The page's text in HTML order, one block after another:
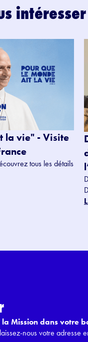
intéresser
la vie" - Visite
tous les détails
Mission dans votre
nous votre adresse